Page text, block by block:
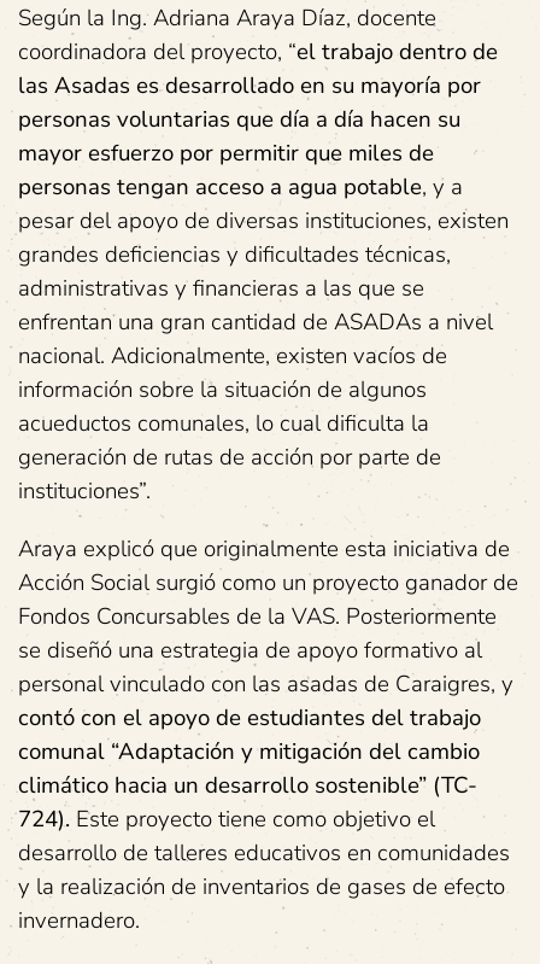
Según la Ing. Adriana Araya Díaz, docente
coordinadora del proyecto, “el trabajo dentro de
las Asadas es desarrollado en su mayoría por
personas voluntarias que día a día hacen su
mayor esfuerzo por permitir que miles de
personas tengan acceso a agua potable, y a
pesar del apoyo de diversas instituciones, existen
grandes deficiencias y dificultades técnicas,
administrativas y financieras a las que se
enfrentan una gran cantidad de ASADAs a nivel
nacional. Adicionalmente, existen vacíos de
información sobre la situación de algunos
acueductos comunales, lo cual dificulta la
generación de rutas de acción por parte de
instituciones”.
Araya explicó que originalmente esta iniciativa de
Acción Social surgió como un proyecto ganador de
Fondos Concursables de la VAS. Posteriormente
se diseñó una estrategia de apoyo formativo al
personal vinculado con las asadas de Caraigres, y
contó con el apoyo de estudiantes del trabajo
comunal “Adaptación y mitigación del cambio
climático hacia un desarrollo sostenible” (TC-
724). Este proyecto tiene como objetivo el
desarrollo de talleres educativos en comunidades
y la realización de inventarios de gases de efecto
invernadero.